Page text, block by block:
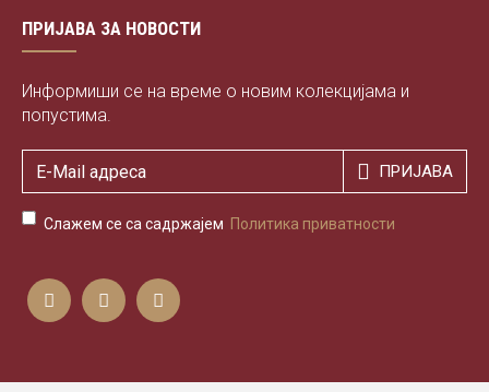
ПРИЈАВА ЗА НОВОСТИ
Информиши се на време о новим колекцијама и
попустима.
ПРИЈАВА
Слажем се са садржајем Политика приватности